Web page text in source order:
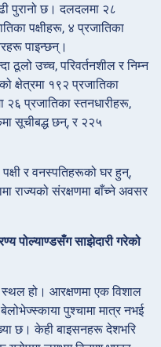
पुरानो छ। दलदलमा २८
पक्षीहरू, ४ प्रजातिका
पाइन्छन्।
उच्च, परिवर्तनशील र निम्न
क्षेत्रमा १९२ प्रजातिका
प्रजातिका स्तनधारीहरू,
सूचीबद्ध छन्, र २२५
र वनस्पतिहरूको घर हुन्,
राज्यको संरक्षणमा बाँच्ने अवसर
पोल्याण्डसँग साझेदारी गरेको
स्थल हो। आरक्षणमा एक विशाल
पुश्चामा मात्र नभई
छ। केही बाइसनहरू देशभरि